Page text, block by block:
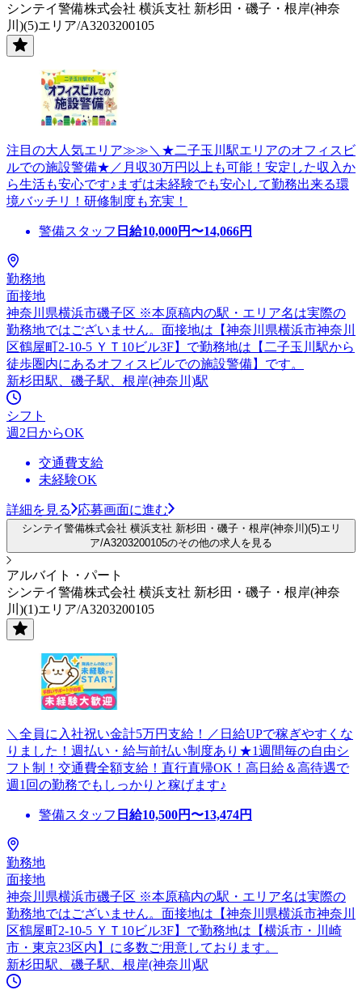
シンテイ警備株式会社 横浜支社 新杉田・磯子・根岸(神奈
川)(5)エリア/A3203200105
注目の大人気エリア≫≫＼★二子玉川駅エリアのオフィスビ
ルでの施設警備★／月収30万円以上も可能！安定した収入か
ら生活も安心です♪まずは未経験でも安心して勤務出来る環
境バッチリ！研修制度も充実！
警備スタッフ 日給10,000円〜14,066円
勤務地
面接地
神奈川県横浜市磯子区 ※本原稿内の駅・エリア名は実際の
勤務地ではございません。面接地は【神奈川県横浜市神奈川
区鶴屋町2-10-5 ＹＴ10ビル3F】で勤務地は【二子玉川駅から
徒歩圏内にあるオフィスビルでの施設警備】です。
新杉田駅、磯子駅、根岸(神奈川)駅
シフト
週2日からOK
交通費支給
未経験OK
詳細を見る 応募画面に進む
シンテイ警備株式会社 横浜支社 新杉田・磯子・根岸(神奈川)(5)エリ
ア/A3203200105のその他の求人を見る
アルバイト・パート
シンテイ警備株式会社 横浜支社 新杉田・磯子・根岸(神奈
川)(1)エリア/A3203200105
＼全員に入社祝い金計5万円支給！／日給UPで稼ぎやすくな
りました！週払い・給与前払い制度あり★1週間毎の自由シ
フト制！交通費全額支給！直行直帰OK！高日給＆高待遇で
週1回の勤務でもしっかりと稼げます♪
警備スタッフ 日給10,500円〜13,474円
勤務地
面接地
神奈川県横浜市磯子区 ※本原稿内の駅・エリア名は実際の
勤務地ではございません。面接地は【神奈川県横浜市神奈川
区鶴屋町2-10-5 ＹＴ10ビル3F】で勤務地は【横浜市・川崎
市・東京23区内】に多数ご用意しております。
新杉田駅、磯子駅、根岸(神奈川)駅